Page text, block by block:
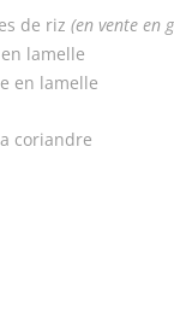
de riz (en vente en
lamelle
en lamelle
coriandre